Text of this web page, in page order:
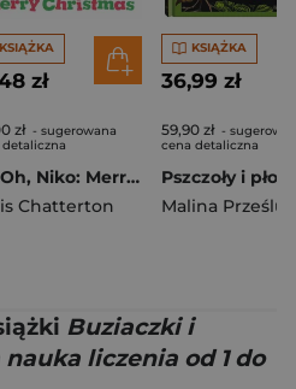
KSIĄŻKA
zł
zł - sugerowana
Uh-Oh, Niko: Merry Christmas
Chatterton
KSIĄŻKA
36,99 zł
59,90 zł -
cena detaliczna
Malina
Buziaczki i
liczenia od 1 do